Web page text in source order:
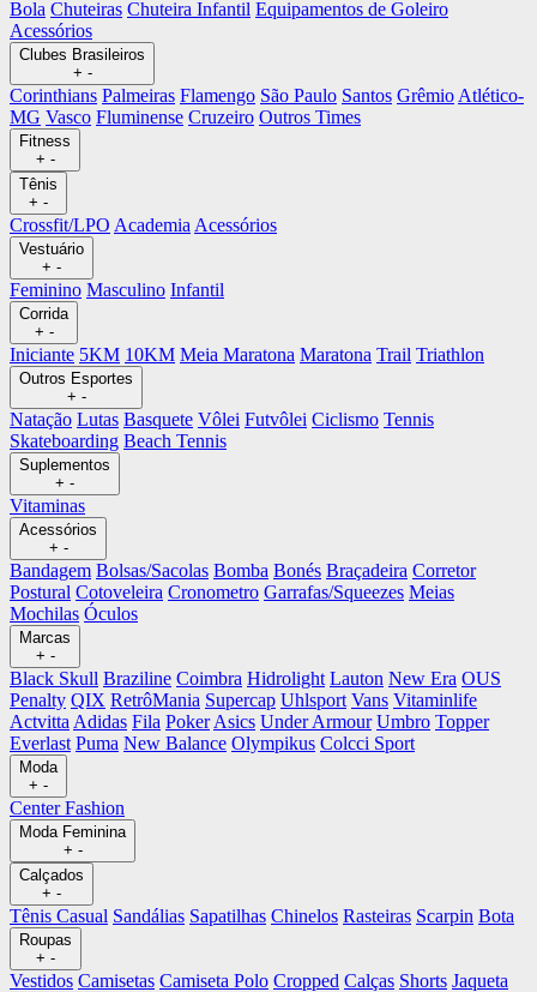
Bola Chuteiras Chuteira Infantil Equipamentos de Goleiro
Acessórios
Clubes Brasileiros
+ -
Corinthians Palmeiras Flamengo São Paulo Santos Grêmio Atlético-
MG Vasco Fluminense Cruzeiro Outros Times
Fitness
+ -
Tênis
+ -
Crossfit/LPO Academia Acessórios
Vestuário
+ -
Feminino Masculino Infantil
Corrida
+ -
Iniciante 5KM 10KM Meia Maratona Maratona Trail Triathlon
Outros Esportes
+ -
Natação Lutas Basquete Vôlei Futvôlei Ciclismo Tennis
Skateboarding Beach Tennis
Suplementos
+ -
Vitaminas
Acessórios
+ -
Bandagem Bolsas/Sacolas Bomba Bonés Braçadeira Corretor
Postural Cotoveleira Cronometro Garrafas/Squeezes Meias
Mochilas Óculos
Marcas
+ -
Black Skull Braziline Coimbra Hidrolight Lauton New Era OUS
Penalty QIX RetrôMania Supercap Uhlsport Vans Vitaminlife
Actvitta Adidas Fila Poker Asics Under Armour Umbro Topper
Everlast Puma New Balance Olympikus Colcci Sport
Moda
+ -
Center Fashion
Moda Feminina
+ -
Calçados
+ -
Tênis Casual Sandálias Sapatilhas Chinelos Rasteiras Scarpin Bota
Roupas
+ -
Vestidos Camisetas Camiseta Polo Cropped Calças Shorts Jaqueta